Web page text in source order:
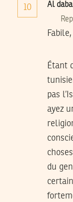
10 Al
Fabile,
Étant
pas
ayez
du